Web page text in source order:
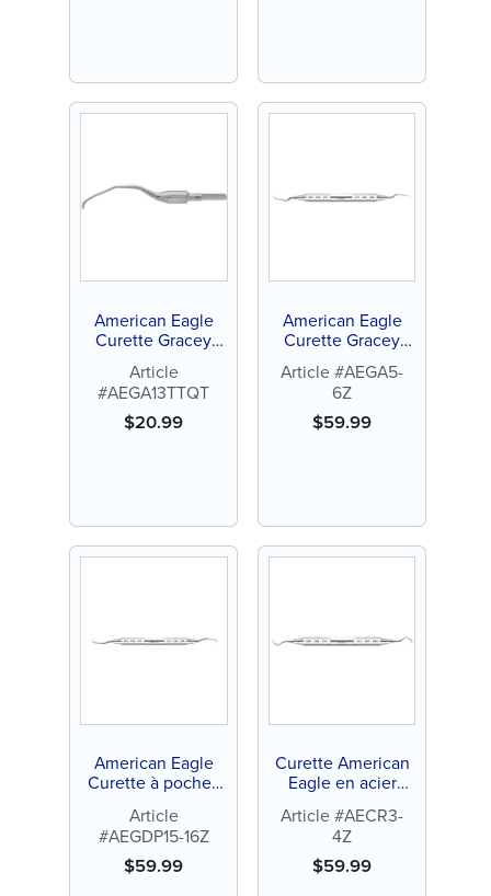
American Eagle
Curette Gracey
Tip™ en acier
inoxydable (1 ct)
Article
#AEGA13TTQT
$20.99
American Eagle
Curette Gracey
acier inoxydable
avec poignée en
acier inoxydable (1
Article #AEGA5-
6Z
$59.99
American Eagle
Curette à poches
15-16 en acier
inoxydable avec
poignée en acier
inoxydable (1 ct)
Article
#AEGDP15-16Z
$59.99
Curette American
Eagle en acier
3-4 avec manche
en acier
inoxydable (1 ct)
Article #AECR3-
4Z
$59.99